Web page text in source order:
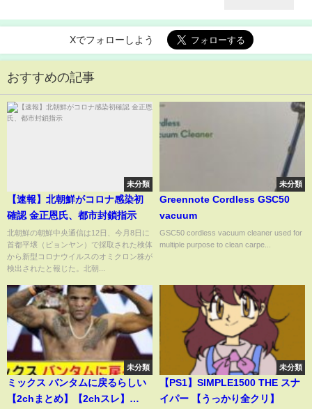
Xでフォローしよう
おすすめの記事
未分類
【速報】北朝鮮がコロナ感染初
確認 金正恩氏、都市封鎖指示
北朝鮮の朝鮮中央通信は12日、今月8日に
首都平壌（ピョンヤン）で採取された検体
から新型コロナウイルスのオミクロン株が
検出されたと報じた。北朝...
未分類
Greennote Cordless GSC50
vacuum
GSC50 cordless vacuum cleaner used for
multiple purpose to clean carpe...
未分類
ミックス バンタムに戻るらしい
【2chまとめ】【2chスレ】
未分類
【PS1】SIMPLE1500 THE スナ
イパー 【うっかり全クリ】